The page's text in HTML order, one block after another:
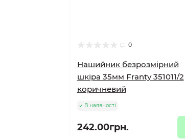
0
Нашийник безрозмірний
шкіра 35мм Franty 351011/2
коричневий
В наявності
242.00грн.